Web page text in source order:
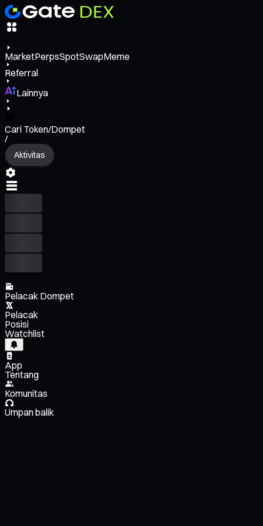
MarketPerpsSpotSwapMeme
Referral
Lainnya
Cari Token/Dompet
/
Aktivitas
Pelacak Dompet
Pelacak
Posisi
Watchlist
App
Tentang
Komunitas
Umpan balik